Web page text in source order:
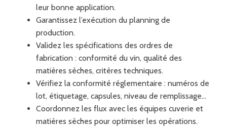
leur bonne application.
Garantissez l’exécution du planning de
production.
Validez les spécifications des ordres de
fabrication : conformité du vin, qualité des
matières sèches, critères techniques.
Vérifiez la conformité réglementaire : numéros de
lot, étiquetage, capsules, niveau de remplissage…
Coordonnez les flux avec les équipes cuverie et
matières sèches pour optimiser les opérations.